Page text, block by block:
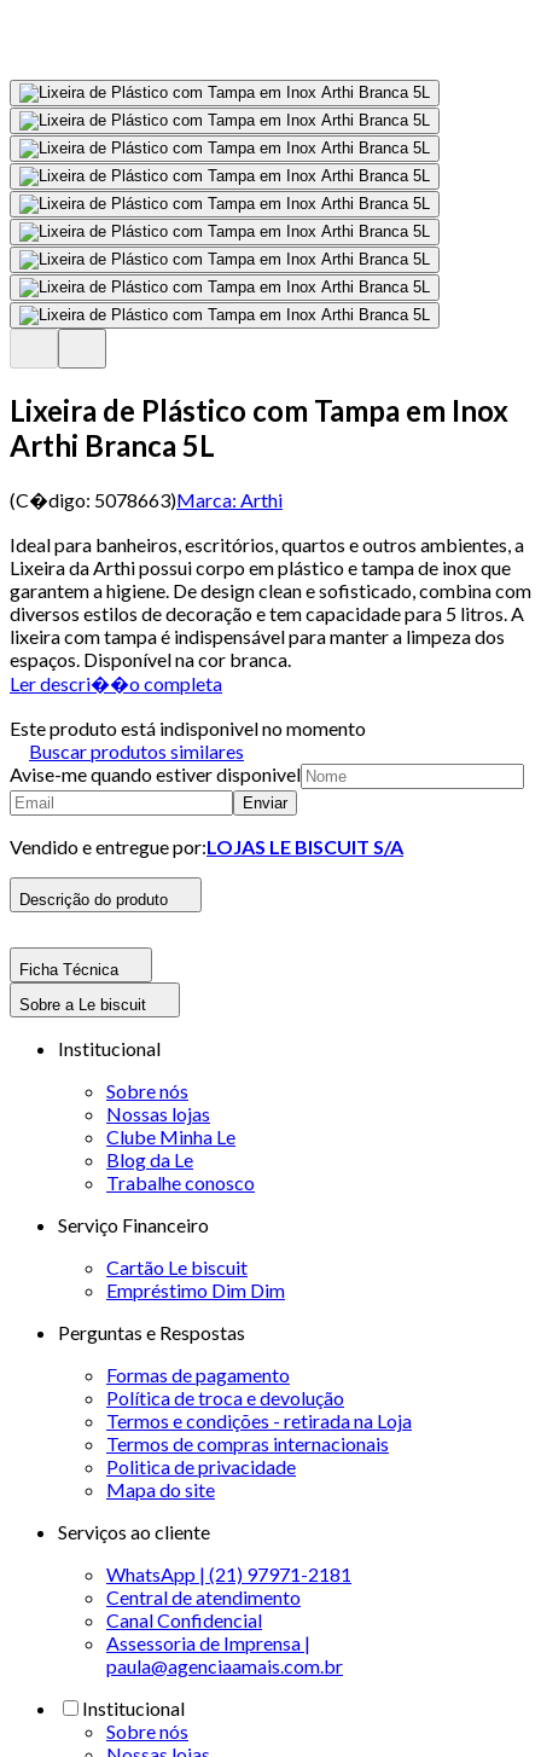
Lixeira de Plástico com Tampa em Inox
Arthi Branca 5L
(C�digo: 5078663)Marca: Arthi
Ideal para banheiros, escritórios, quartos e outros ambientes, a
Lixeira da Arthi possui corpo em plástico e tampa de inox que
garantem a higiene. De design clean e sofisticado, combina com
diversos estilos de decoração e tem capacidade para 5 litros. A
lixeira com tampa é indispensável para manter a limpeza dos
espaços. Disponível na cor branca.
Ler descri��o completa
Este produto está indisponivel no momento
Buscar produtos similares
Avise-me quando estiver disponivel
Enviar
Vendido e entregue por:LOJAS LE BISCUIT S/A
Descrição do produto
Ficha Técnica
Sobre a Le biscuit
Institucional
Sobre nós
Nossas lojas
Clube Minha Le
Blog da Le
Trabalhe conosco
Serviço Financeiro
Cartão Le biscuit
Empréstimo Dim Dim
Perguntas e Respostas
Formas de pagamento
Política de troca e devolução
Termos e condições - retirada na Loja
Termos de compras internacionais
Politica de privacidade
Mapa do site
Serviços ao cliente
WhatsApp | (21) 97971-2181
Central de atendimento
Canal Confidencial
Assessoria de Imprensa |
paula@agenciaamais.com.br
Institucional
Sobre nós